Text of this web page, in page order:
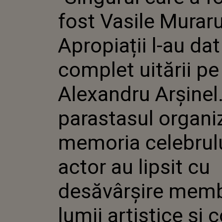
L-AU
UITĂRII
LA
ACTOR
AI
COLEGI
fost Vasile
Apropiații l-au dat
complet uitării pe
Alexandru
parastasul
memoria
actor au lipsit cu
desăvârșire
lumii artistice și